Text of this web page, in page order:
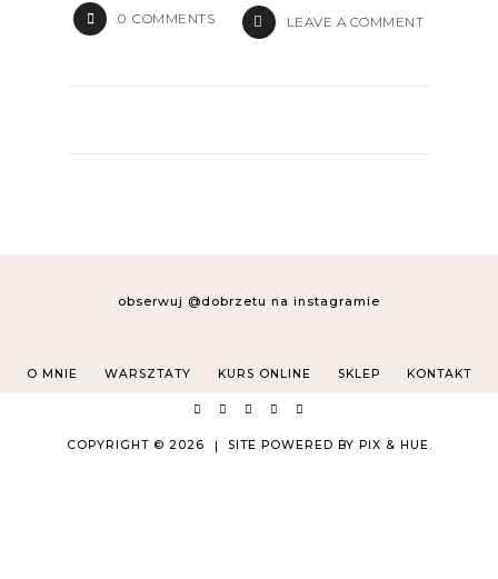
0 COMMENTS LEAVE A COMMENT
obserwuj @dobrzetu na instagramie
O MNIE WARSZTATY KURS ONLINE SKLEP KONTAKT
COPYRIGHT © 2026 SITE POWERED BY PIX & HUE.